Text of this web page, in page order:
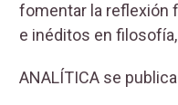
fomentar la reflexión
e inéditos en
ANALÍTICA se